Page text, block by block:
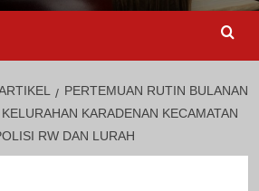
PERTEMUAN RUTIN BULANAN
KARADENAN KECAMATAN
RW DAN LURAH